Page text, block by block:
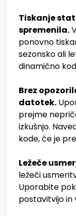
Tiskanje
spremenila.
ponovno
sezonsko ali
dinamično
Brez
datotek.
prejme
izkušnjo.
kode, če je
Ležeče
ležeči
Uporabite
postavitvijo in